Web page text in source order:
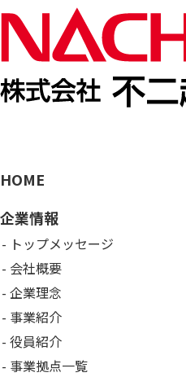
HOME
企業情報
トップメッセージ
会社概要
企業理念
事業紹介
役員紹介
事業拠点一覧